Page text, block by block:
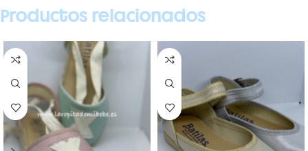
Productos relacionados